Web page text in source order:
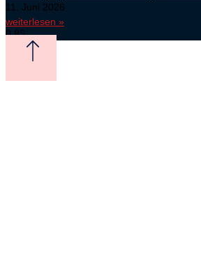
11. Juni 2026
weiterlesen »